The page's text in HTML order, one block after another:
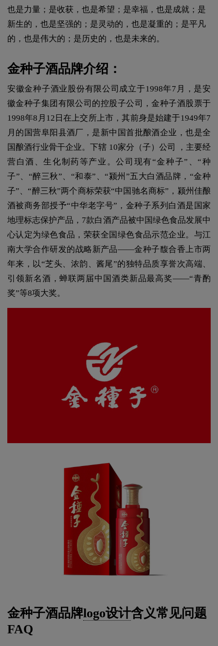
也是力量；是收获，也是希望；是幸福，也是成就；是
新生的，也是坚强的；是灵动的，也是凝重的；是平凡
的，也是伟大的；是历史的，也是未来的。
金种子酒品牌介绍：
安徽金种子酒业股份有限公司成立于1998年7月，是安
徽金种子集团有限公司的控股子公司，金种子酒股票于
1998年8月12日在上交所上市，其前身是始建于1949年7
月的国营阜阳县酒厂，是新中国首批酿酒企业，也是全
国酿酒行业骨干企业。下辖 10家分（子）公司 ，主要经
营白酒、生化制药等产业。公司现有“金种子”、“种
子”、“醉三秋”、“和泰”、“颍州”五大白酒品牌，“金种
子”、“醉三秋”两个商标荣获“中国驰名商标”，颍州佳酿
酒被商务部授予“中华老字号”，金种子系列白酒是国家
地理标志保护产品，7款白酒产品被中国绿色食品发展中
心认定为绿色食品，荣获全国绿色食品示范企业。与江
南大学合作研发的战略新产品——金种子馥合香上市两
年来，以“芝头、浓韵、酱尾”的独特品质享誉次高端、
引领新名酒，蝉联两届中国酒类新品最高奖——“青酌
奖”等8项大奖。
金种子酒品牌logo设计含义常见问题
FAQ